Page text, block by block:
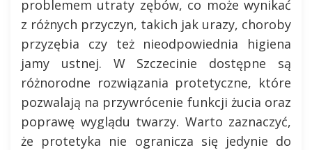
problemem utraty zębów, co może wynikać
z różnych przyczyn, takich jak urazy, choroby
przyzębia czy też nieodpowiednia higiena
jamy ustnej. W Szczecinie dostępne są
różnorodne rozwiązania protetyczne, które
pozwalają na przywrócenie funkcji żucia oraz
poprawę wyglądu twarzy. Warto zaznaczyć,
że protetyka nie ogranicza się jedynie do